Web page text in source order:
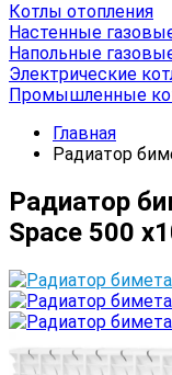
Котлы отопления
Настенные
Напольные
Электрические
Промышленные
Главная
Радиатор
Радиатор
Space 500